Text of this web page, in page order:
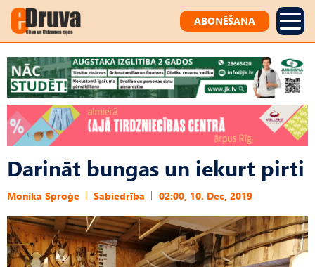
ABONĒŠANA
Darināt bungas un iekurt pirti
Monika Sproģe Sabiedrība 02:00, 10. Dec, 2019